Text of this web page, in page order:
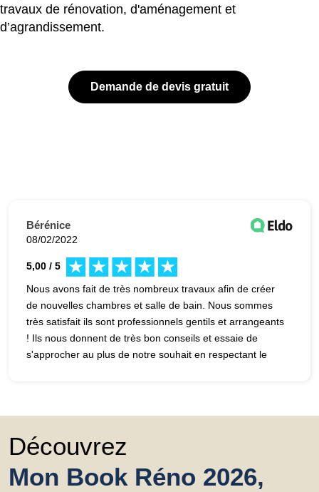
travaux de rénovation, d'aménagement et
d’agrandissement.
Demande de devis gratuit
Bérénice
08/02/2022
5,00 / 5
Nous avons fait de très nombreux travaux afin de créer
de nouvelles chambres et salle de bain. Nous sommes
très satisfait ils sont professionnels gentils et arrangeants
! Ils nous donnent de très bon conseils et essaie de
s'approcher au plus de notre souhait en respectant le
Découvrez
Mon Book Réno 2026,